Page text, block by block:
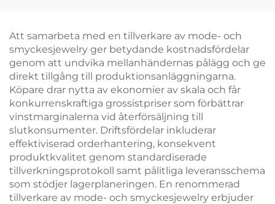
Att samarbeta med en tillverkare av mode- och
smyckesjewelry ger betydande kostnadsfördelar
genom att undvika mellanhändernas pålägg och ge
direkt tillgång till produktionsanläggningarna.
Köpare drar nytta av ekonomier av skala och får
konkurrenskraftiga grossistpriser som förbättrar
vinstmarginalerna vid återförsäljning till
slutkonsumenter. Driftsfördelar inkluderar
effektiviserad orderhantering, konsekvent
produktkvalitet genom standardiserade
tillverkningsprotokoll samt pålitliga leveransschema
som stödjer lagerplaneringen. En renommerad
tillverkare av mode- och smyckesjewelry erbjuder